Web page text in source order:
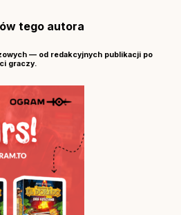
tego autora
— od redakcyjnych publikacji po
graczy.